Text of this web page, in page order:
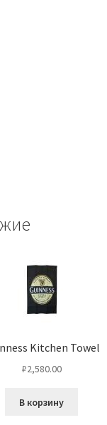
Kitchen Towel
₽2,580.00
В корзину